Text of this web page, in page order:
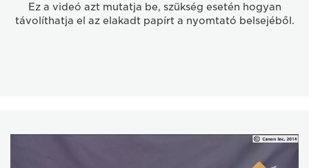
Ez a videó azt mutatja be, szükség esetén hogyan
távolíthatja el az elakadt papírt a nyomtató belsejéből.